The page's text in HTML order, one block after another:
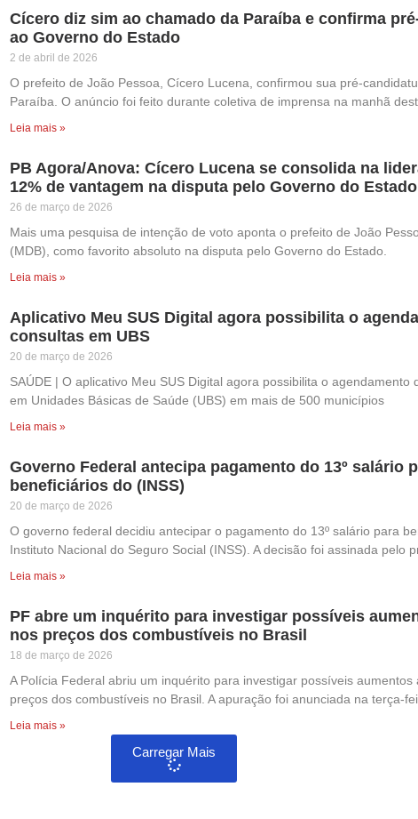
Cícero diz sim ao chamado da Paraíba e confirma
ao Governo do Estado
2 de abril de 2026
O prefeito de João Pessoa, Cícero Lucena, confirmou sua pré-
Paraíba. O anúncio foi feito durante coletiva de imprensa na manhã
Leia mais »
PB Agora/Anova: Cícero Lucena se consolida na
12% de vantagem na disputa pelo Governo do Estado
26 de março de 2026
Mais uma pesquisa de intenção de voto aponta o prefeito de João
(MDB), como favorito absoluto na disputa pelo Governo do Estado.
Leia mais »
Aplicativo Meu SUS Digital agora possibilita o
consultas em UBS
20 de março de 2026
SAÚDE | O aplicativo Meu SUS Digital agora possibilita o agendamento
em Unidades Básicas de Saúde (UBS) em mais de 500 municípios
Leia mais »
Governo Federal antecipa pagamento do 13º salário
beneficiários do (INSS)
20 de março de 2026
O governo federal decidiu antecipar o pagamento do 13º salário para
Instituto Nacional do Seguro Social (INSS). A decisão foi assinada pelo
Leia mais »
PF abre um inquérito para investigar possíveis
nos preços dos combustíveis no Brasil
18 de março de 2026
A Polícia Federal abriu um inquérito para investigar possíveis aumentos
preços dos combustíveis no Brasil. A apuração foi anunciada na terça-
Leia mais »
Carregar Mais